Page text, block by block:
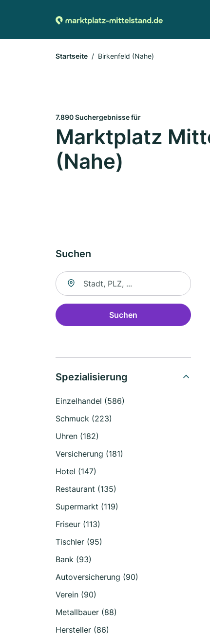
Startseite Birkenfeld (Nahe)
7.890 Suchergebnisse für
Marktplatz
(Nahe)
Suchen
Suche nach Ort
Suchen
Spezialisierung
Einzelhandel (586)
Schmuck (223)
Uhren (182)
Versicherung (181)
Hotel (147)
Restaurant (135)
Supermarkt (119)
Friseur (113)
Tischler (95)
Bank (93)
Autoversicherung (90)
Verein (90)
Metallbauer (88)
Hersteller (86)